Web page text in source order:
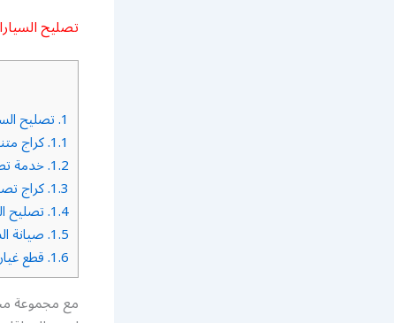
تصليح
1. تصليح
1.1. كراج
1.2. خدمة
1.3. كراج
1.4. تصليح
1.5. صيانة
1.6. قطع
مع مجموعة